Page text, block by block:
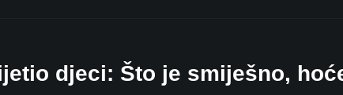
djeci: Što je smiješno,